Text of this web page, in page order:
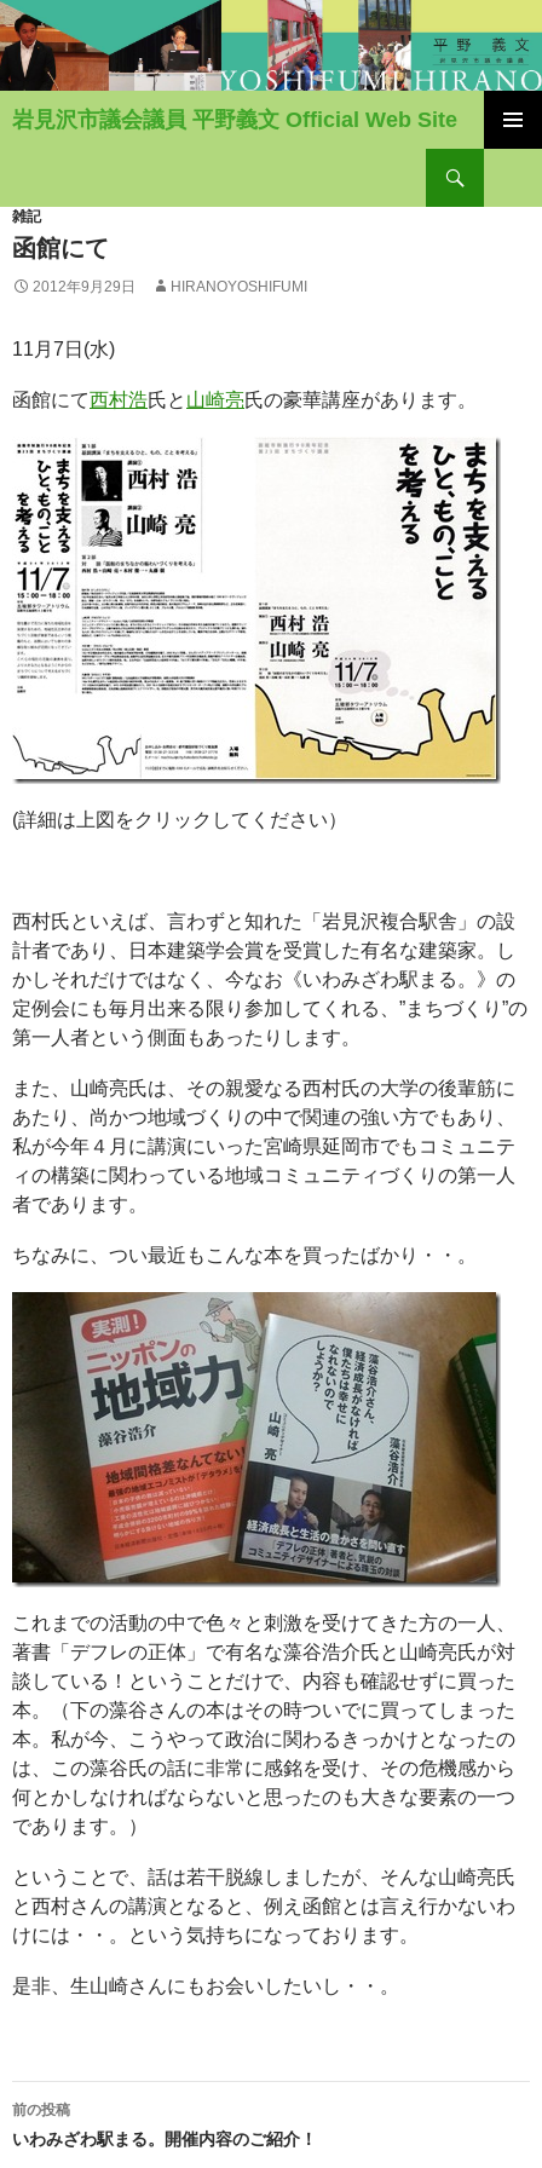
岩見沢市議会議員 平野義文 Official Web Site
ン
ツ
移
雑記
函館にて
2012年9月29日 HIRANOYOSHIFUMI
11月7日(水)
函館にて西村浩氏と 山崎亮氏の豪華講座があります。
(詳細は上図をクリックしてください）
西村氏といえば、言わずと知れた「岩見沢複合駅舎」の設
計者であり、日本建築学会賞を受賞した有名な建築家。し
かしそれだけではなく、今なお《いわみざわ駅まる。》の
定例会にも毎月出来る限り参加してくれる、”まちづくり”の
第一人者という側面もあったりします。
また、山崎亮氏は、その親愛なる西村氏の大学の後輩筋に
あたり、尚かつ地域づくりの中で関連の強い方でもあり、
私が今年４月に講演にいった宮崎県延岡市でもコミュニテ
ィの構築に関わっている地域コミュニティづくりの第一人
者であります。
ちなみに、つい最近もこんな本を買ったばかり・・。
これまでの活動の中で色々と刺激を受けてきた方の一人、
著書「デフレの正体」で有名な藻谷浩介氏と山崎亮氏が対
談している！ということだけで、内容も確認せずに買った
本。（下の藻谷さんの本はその時ついでに買ってしまった
本。私が今、こうやって政治に関わるきっかけとなったの
は、この藻谷氏の話に非常に感銘を受け、その危機感から
何とかしなければならないと思ったのも大きな要素の一つ
であります。）
ということで、話は若干脱線しましたが、そんな山崎亮氏
と西村さんの講演となると、例え函館とは言え行かないわ
けには・・。という気持ちになっております。
是非、生山崎さんにもお会いしたいし・・。
稿
前の投稿
いわみざわ駅まる。開催内容のご紹介！